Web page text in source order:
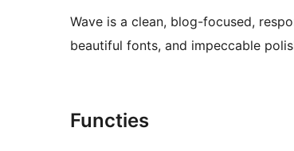
Wave is a clean, blog-focused,
beautiful fonts, and impeccable
Functies